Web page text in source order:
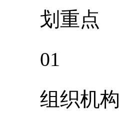
划重点
01
组织机构